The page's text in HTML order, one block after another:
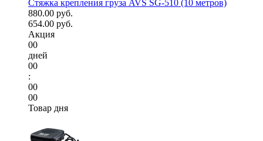
Стяжка крепления груза AVS SG-510 (10 метров)
880.00 руб.
654.00 руб.
Акция
00
дней
00
:
00
00
Товар дня